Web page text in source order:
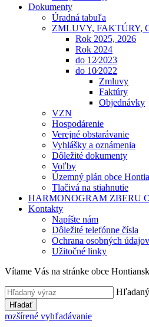
Dokumenty
Úradná tabuľa
ZMLUVY, FAKTÚRY,
Rok 2025, 2026
Rok 2024
do 12⁄2023
do 10⁄2022
Zmluvy
Faktúry
Objednávky
VZN
Hospodárenie
Verejné obstarávanie
Vyhlášky a oznámenia
Dôležité dokumenty
Voľby
Územný plán obce
Tlačivá na stiahnutie
HARMONOGRAM ZBERU
Kontakty
Napíšte nám
Dôležité telefónne čísla
Ochrana osobných údajov
Užitočné linky
Vítame Vás na stránke obce
Hľadať
rozšírené vyhľadávanie